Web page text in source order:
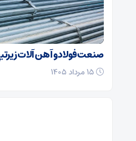
صنعت فولاد و آهن آلات